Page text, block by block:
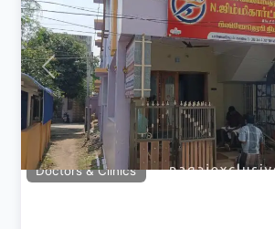
Doctors & Clinics
Previous